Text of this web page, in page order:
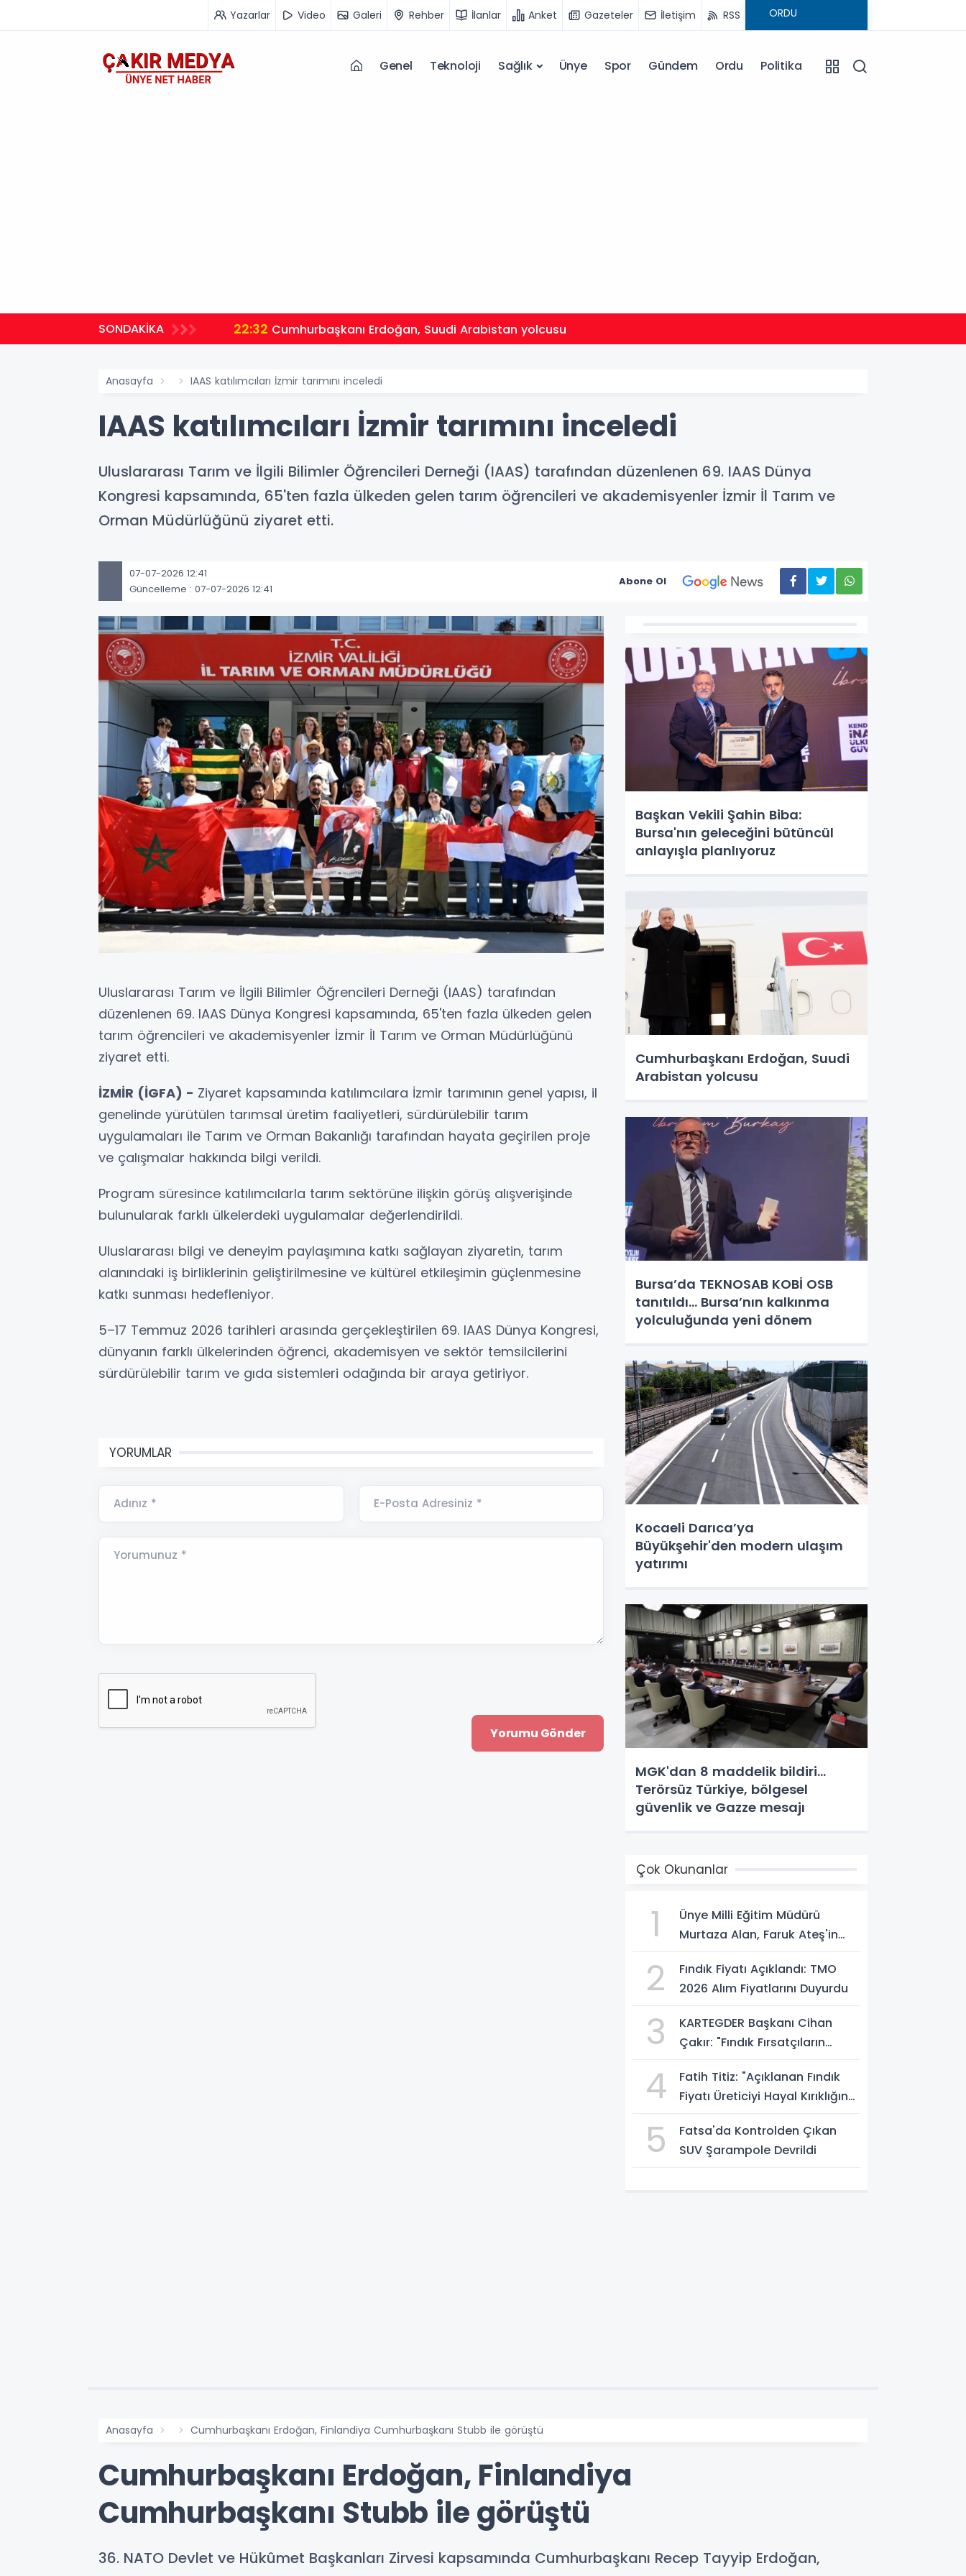
Yazarlar Video Galeri Rehber İlanlar Anket Gazeteler İletişim RSS
Genel Teknoloji Sağlık Ünye Spor Gündem Ordu Politika
SONDAKİKA 22:32 Cumhurbaşkanı Erdoğan, Suudi Arabistan yolcusu
Anasayfa IAAS katılımcıları İzmir tarımını inceledi
IAAS katılımcıları İzmir tarımını inceledi
Uluslararası Tarım ve İlgili Bilimler Öğrencileri Derneği (IAAS) tarafından düzenlenen 69. IAAS Dünya
Kongresi kapsamında, 65'ten fazla ülkeden gelen tarım öğrencileri ve akademisyenler İzmir İl Tarım ve
Orman Müdürlüğünü ziyaret etti.
07-07-2026 12:41
Güncelleme : 07-07-2026 12:41
Abone Ol
Uluslararası Tarım ve İlgili Bilimler Öğrencileri Derneği (IAAS) tarafından
düzenlenen 69. IAAS Dünya Kongresi kapsamında, 65'ten fazla ülkeden gelen
tarım öğrencileri ve akademisyenler İzmir İl Tarım ve Orman Müdürlüğünü
ziyaret etti.
İZMİR (İGFA) - Ziyaret kapsamında katılımcılara İzmir tarımının genel yapısı, il
genelinde yürütülen tarımsal üretim faaliyetleri, sürdürülebilir tarım
uygulamaları ile Tarım ve Orman Bakanlığı tarafından hayata geçirilen proje
ve çalışmalar hakkında bilgi verildi.
Program süresince katılımcılarla tarım sektörüne ilişkin görüş alışverişinde
bulunularak farklı ülkelerdeki uygulamalar değerlendirildi.
Uluslararası bilgi ve deneyim paylaşımına katkı sağlayan ziyaretin, tarım
alanındaki iş birliklerinin geliştirilmesine ve kültürel etkileşimin güçlenmesine
katkı sunması hedefleniyor.
5–17 Temmuz 2026 tarihleri arasında gerçekleştirilen 69. IAAS Dünya Kongresi,
dünyanın farklı ülkelerinden öğrenci, akademisyen ve sektör temsilcilerini
sürdürülebilir tarım ve gıda sistemleri odağında bir araya getiriyor.
YORUMLAR
Adınız * E-Posta Adresiniz *
Yorumunuz *
Başkan Vekili Şahin Biba:
Bursa'nın geleceğini bütüncül
anlayışla planlıyoruz
Cumhurbaşkanı Erdoğan, Suudi
Arabistan yolcusu
Bursa’da TEKNOSAB KOBİ OSB
tanıtıldı... Bursa’nın kalkınma
yolculuğunda yeni dönem
Kocaeli Darıca’ya
Büyükşehir'den modern ulaşım
yatırımı
MGK'dan 8 maddelik bildiri...
Terörsüz Türkiye, bölgesel
güvenlik ve Gazze mesajı
Çok Okunanlar
1
Ünye Milli Eğitim Müdürü
Murtaza Alan, Faruk Ateş'in
2
Fındık Fiyatı Açıklandı: TMO
2026 Alım Fiyatlarını Duyurdu
3
KARTEGDER Başkanı Cihan
Çakır: "Fındık Fırsatçıların
4
Fatih Titiz: "Açıklanan Fındık
Fiyatı Üreticiyi Hayal Kırıklığına
5
Fatsa'da Kontrolden Çıkan
SUV Şarampole Devrildi
Anasayfa Cumhurbaşkanı Erdoğan, Finlandiya Cumhurbaşkanı Stubb ile görüştü
Cumhurbaşkanı Erdoğan, Finlandiya
Cumhurbaşkanı Stubb ile görüştü
36. NATO Devlet ve Hükûmet Başkanları Zirvesi kapsamında Cumhurbaşkanı Recep Tayyip Erdoğan,